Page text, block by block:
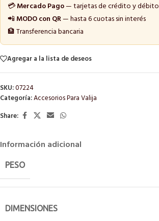
💳Mercado Pago— tarjetas de crédito y débito
📲MODO con QR— hasta 6 cuotas sin interés
🏦 Transferencia bancaria
Agregar a la lista de deseos
SKU:07224
Categoría:Accesorios Para Valija
Share:
Información adicional
PESO
DIMENSIONES